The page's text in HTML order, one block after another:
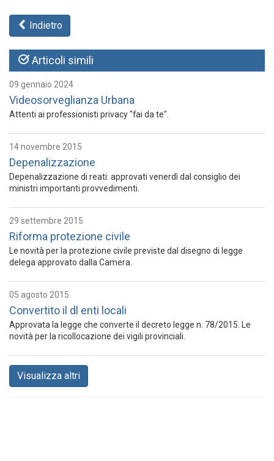
Indietro
Articoli simili
09 gennaio 2024
Videosorveglianza Urbana
Attenti ai professionisti privacy "fai da te".
14 novembre 2015
Depenalizzazione
Depenalizzazione di reati: approvati venerdì dal consiglio dei
ministri importanti provvedimenti.
29 settembre 2015
Riforma protezione civile
Le novità per la protezione civile previste dal disegno di legge
delega approvato dalla Camera.
05 agosto 2015
Convertito il dl enti locali
Approvata la legge che converte il decreto legge n. 78/2015. Le
novità per la ricollocazione dei vigili provinciali.
Visualizza altri